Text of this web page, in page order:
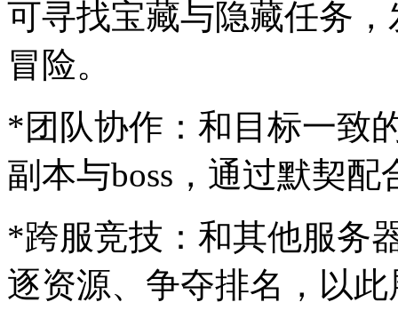
可寻找宝藏与隐藏任务
冒险。
*团队协作：和目标一致
副本与boss，通过默契配
*跨服竞技：和其他服务
逐资源、争夺排名，以